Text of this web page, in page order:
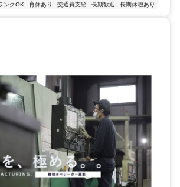
ンクOK 育休あり 交通費支給 長期歓迎 長期休暇あり